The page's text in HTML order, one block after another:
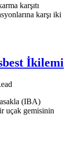
karşıtı
karşı iki
İkilemi
(IBA)
uçak gemisinin